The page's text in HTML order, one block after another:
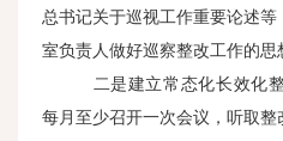
总书记关于巡视工作重要论述
室负责人做好巡察整改工作的思
二是建立常态化长效化
每月至少召开一次会议，听取